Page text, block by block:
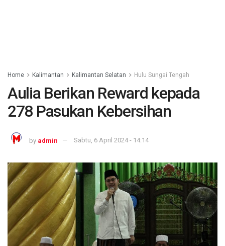
Home Kalimantan Kalimantan Selatan Hulu Sungai Tengah
Aulia Berikan Reward kepada
278 Pasukan Kebersihan
by admin Sabtu, 6 April 2024 - 14:14